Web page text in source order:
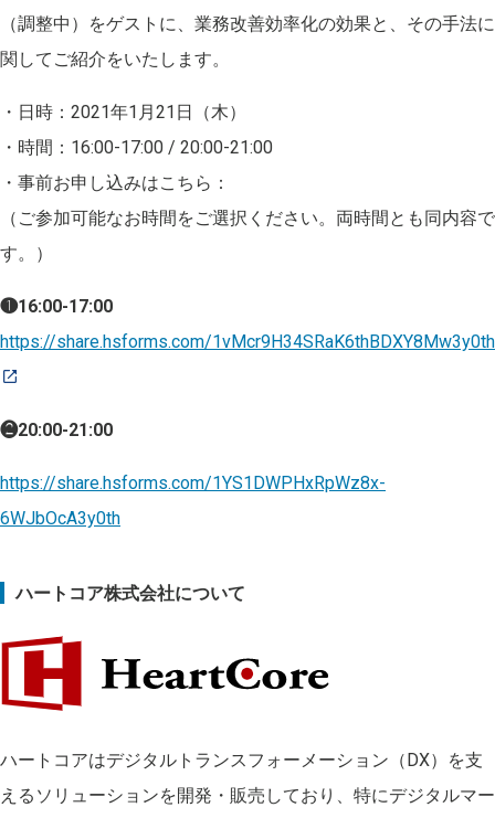
（調整中）をゲストに、業務改善効率化の効果と、その手法に
関してご紹介をいたします。
・日時：2021年1月21日（木）
・時間：16:00-17:00 / 20:00-21:00
・事前お申し込みはこちら：
（ご参加可能なお時間をご選択ください。両時間とも同内容で
す。）
❶16:00-17:00
https://share.hsforms.com/1vMcr9H34SRaK6thBDXY8Mw3y0th
❷20:00-21:00
https://share.hsforms.com/1YS1DWPHxRpWz8x-
6WJbOcA3y0th
ハートコア株式会社について
ハートコアはデジタルトランスフォーメーション（DX）を支
えるソリューションを開発・販売しており、特にデジタルマー